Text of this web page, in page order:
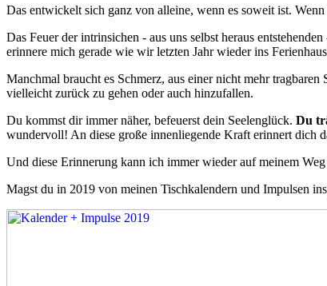
Das entwickelt sich ganz von alleine, wenn es soweit ist.
Das Feuer der intrinsichen - aus uns selbst heraus
erinnere mich gerade wie wir letzten Jahr wieder ins
Manchmal braucht es Schmerz, aus einer nicht mehr
vielleicht zurück zu gehen oder auch hinzufallen.
Du kommst dir immer näher, befeuerst dein Seelenglück. Du
wundervoll! An diese große innenliegende Kraft erinnert dich
Und diese Erinnerung kann ich immer wieder auf meinem
Magst du in 2019 von meinen Tischkalendern und Impulsen